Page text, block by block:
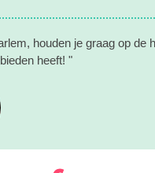
houden je graag op de
heeft! "